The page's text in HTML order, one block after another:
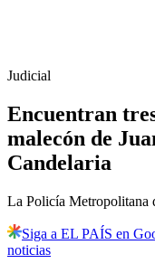
Judicial
Encuentran
malecón de
Candelaria
La Policía Metropolitana
Siga a EL PAÍS en
noticias